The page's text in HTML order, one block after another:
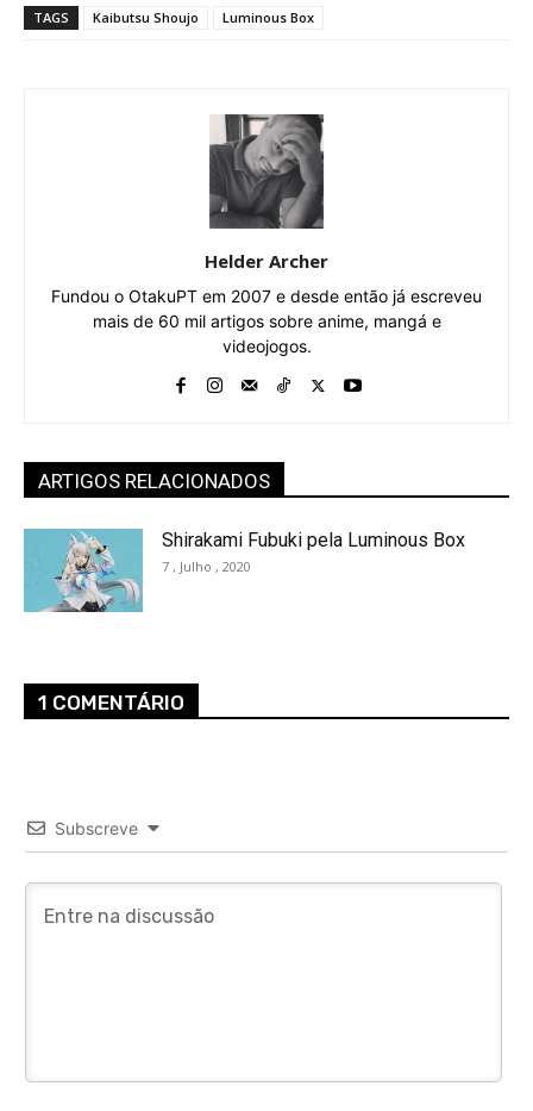
TAGS Kaibutsu Shoujo Luminous Box
Helder Archer
Fundou o OtakuPT em 2007 e desde então já escreveu
mais de 60 mil artigos sobre anime, mangá e
videojogos.
ARTIGOS RELACIONADOS
Shirakami Fubuki pela Luminous Box
7 , Julho , 2020
1 COMENTÁRIO
Subscreve